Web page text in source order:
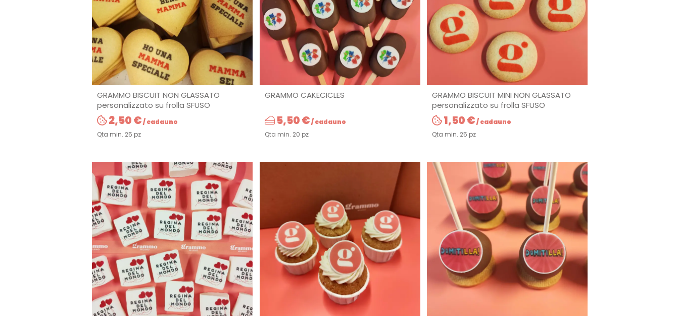
GRAMMO BISCUIT NON GLASSATO
personalizzato su frolla SFUSO
2,50 €/ cadauno
Qta min. 25 pz
GRAMMO CAKECICLES
5,50 €/ cadauno
Qta min. 20 pz
GRAMMO BISCUIT MINI NON GLASSATO
personalizzato su frolla SFUSO
1,50 €/ cadauno
Qta min. 25 pz